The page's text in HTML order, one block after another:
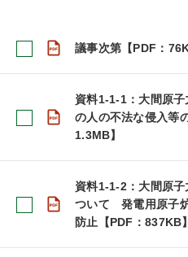
議事次第【PDF：
資料1-1-1：大間原
の人の不法な侵入等
1.3MB】
資料1-1-2：大間原
ついて 発電用原子
防止【PDF：837KB】